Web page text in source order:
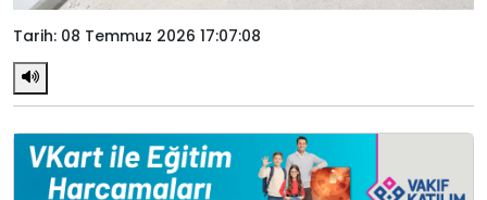
Tarih: 08 Temmuz 2026 17:07:08